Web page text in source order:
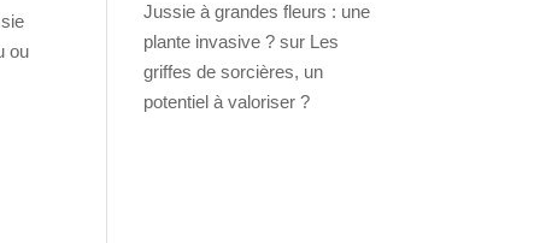
ou
Jussie à grandes fleurs : une
plante invasive ? sur Les
griffes de sorcières, un
potentiel à valoriser ?